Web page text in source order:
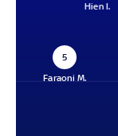
Hien I.
5
Faraoni M.